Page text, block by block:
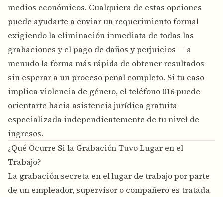
medios económicos. Cualquiera de estas opciones
puede ayudarte a enviar un requerimiento formal
exigiendo la eliminación inmediata de todas las
grabaciones y el pago de daños y perjuicios — a
menudo la forma más rápida de obtener resultados
sin esperar a un proceso penal completo. Si tu caso
implica violencia de género, el teléfono 016 puede
orientarte hacia asistencia jurídica gratuita
especializada independientemente de tu nivel de
ingresos.
¿Qué Ocurre Si la Grabación Tuvo Lugar en el
Trabajo?
La grabación secreta en el lugar de trabajo por parte
de un empleador, supervisor o compañero es tratada